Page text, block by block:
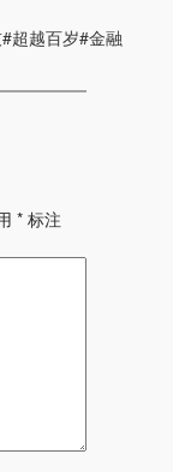
超越百岁#金融
*标注